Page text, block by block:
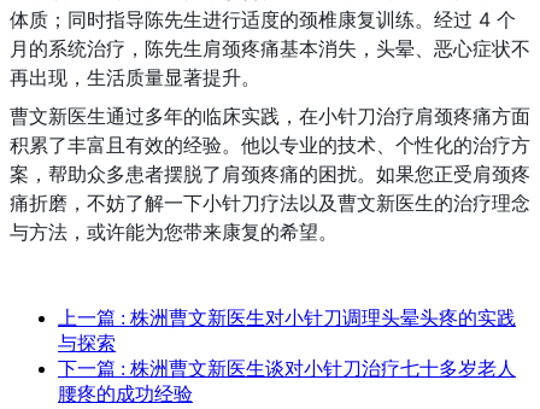
体质；同时指导陈先生进行适度的颈椎康复训练。经过 4 个
月的系统治疗，陈先生肩颈疼痛基本消失，头晕、恶心症状不
再出现，生活质量显著提升。
曹文新医生通过多年的临床实践，在小针刀治疗肩颈疼痛方面
积累了丰富且有效的经验。他以专业的技术、个性化的治疗方
案，帮助众多患者摆脱了肩颈疼痛的困扰。如果您正受肩颈疼
痛折磨，不妨了解一下小针刀疗法以及曹文新医生的治疗理念
与方法，或许能为您带来康复的希望。
上一篇 : 株洲曹文新医生对小针刀调理头晕头疼的实践
与探索
下一篇 : 株洲曹文新医生谈对小针刀治疗七十多岁老人
腰疼的成功经验